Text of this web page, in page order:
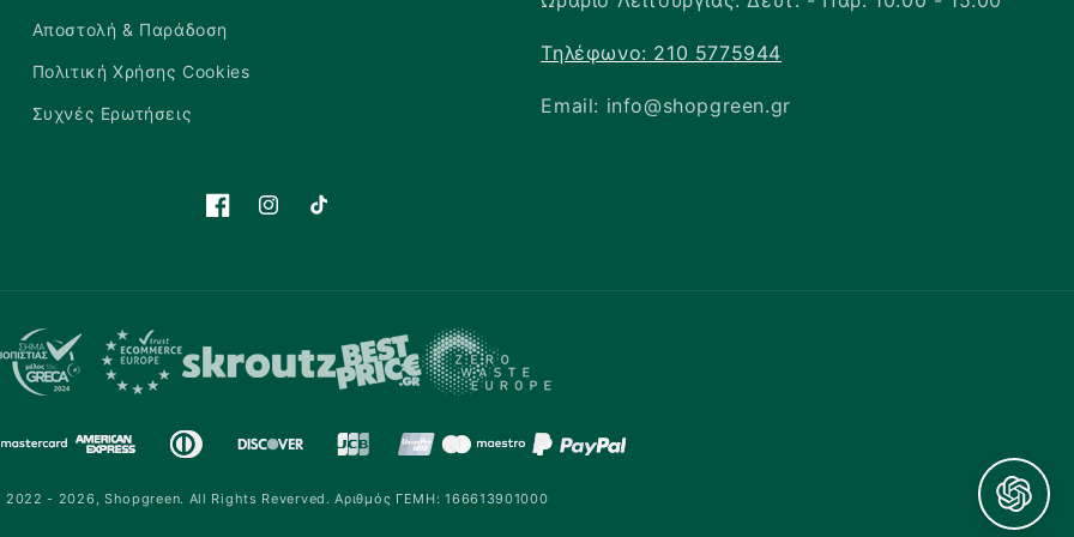
Αποστολή & Παράδοση
Πολιτική Χρήσης Cookies
Συχνές Ερωτήσεις
Τηλέφωνο: 210 5775944
Email: info@shopgreen.gr
FacebookInstagramTikTok
2022 - 2026, Shopgreen. All Rights Reverved. Αριθμός ΓΕΜΗ: 166613901000